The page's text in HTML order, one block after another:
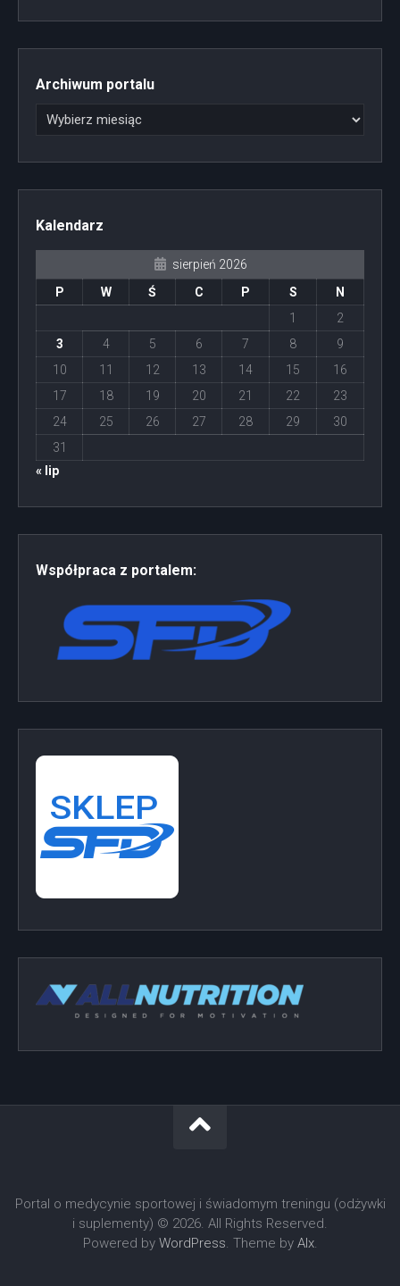
Archiwum portalu
Kalendarz
sierpień 2026
P
W Ś C P S
N
1
2
3
4 5 6 7 8
9
10
11 12 13 14 15
16
17
18 19 20 21 22
23
24
25 26 27 28 29
30
31
« lip
Współpraca z portalem:
Portal o medycynie sportowej i świadomym treningu (odżywki
i suplementy) © 2026. All Rights Reserved.
Powered by WordPress. Theme by Alx.